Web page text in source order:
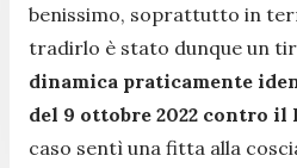
benissimo, soprattutto in
tradirlo è stato dunque un
dinamica praticamente
del 9 ottobre 2022 contro il
caso sentì una fitta alla